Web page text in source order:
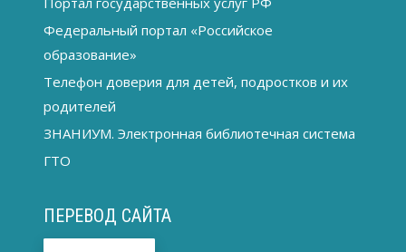
Федеральный портал «Российское
образование»
Телефон доверия для детей, подростков и их
родителей
ЗНАНИУМ. Электронная библиотечная система
ГТО
ПЕРЕВОД САЙТА